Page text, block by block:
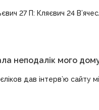
27 П: Кляєвич 24
неподалік мого
дав інтерв’ю сайту